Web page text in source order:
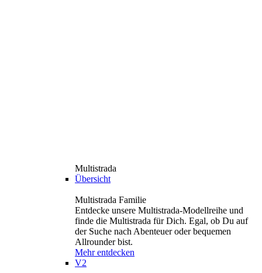
Multistrada
Übersicht
Multistrada Familie
Entdecke unsere Multistrada-Modellreihe und
finde die Multistrada für Dich. Egal, ob Du auf
der Suche nach Abenteuer oder bequemen
Allrounder bist.
Mehr entdecken
V2